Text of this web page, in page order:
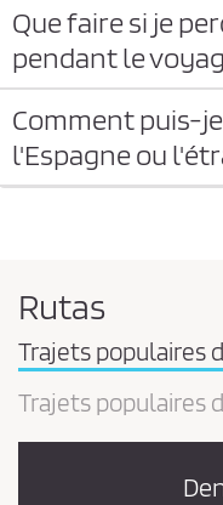
Que faire si je
pendant le
Comment puis-
l'Espagne ou
Rutas
Trajets populaires
Trajets populaires